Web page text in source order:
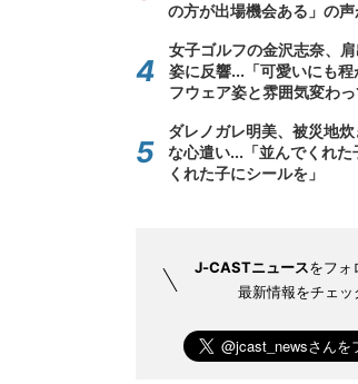
の方が出場機会ある」の声
女子ゴルフの金沢志奈、
姿に反響...「可愛いにも
フウェア姿と雰囲気変わっ
ダレノガレ明美、被災地
な心遣い...「並んでくれた
くれた子にシールを」
J-CASTニュースをフォ
最新情報をチェッ